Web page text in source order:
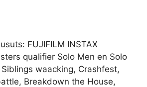
: FUJIFILM INSTAX
qualifier Solo Men en Solo
waacking, Crashfest,
Breakdown the House,